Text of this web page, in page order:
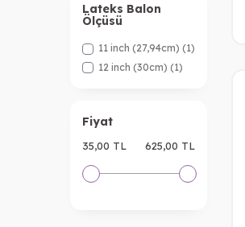
Lateks Balon
Ölçüsü
11 inch (27,94cm) (1)
12 inch (30cm) (1)
Fiyat
35,00 TL 625,00 TL